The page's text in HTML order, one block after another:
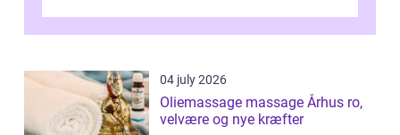
04 july 2026
Oliemassage massage Århus ro,
velvære og nye kræfter